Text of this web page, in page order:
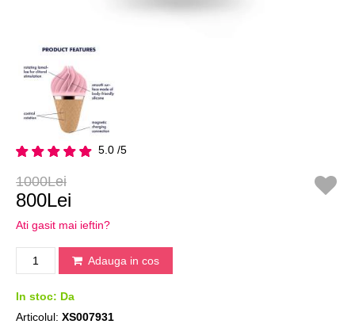
5.0 /5
1000Lei
800Lei
Ati gasit mai ieftin?
Adauga in cos
In stoc: Da
Articolul: XS007931